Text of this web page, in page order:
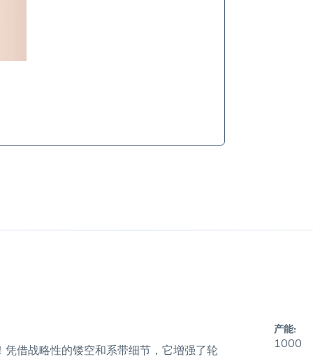
借战略性的镂空和系带细节，它增强了轮
产能:
1000